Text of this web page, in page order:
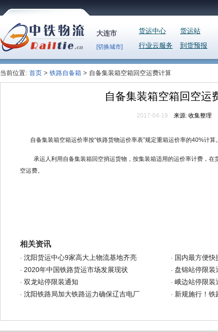
大连市
[切换城市]
货运站
货运中心
到货预报
行业云服务
当前位置: 首页 > 铁路自备箱 > 自备集装箱空箱回空运费计算
自备集装箱空箱回空运
2017-04-19 来源: 收集整理
自备集装箱空箱运价率按“铁路货物运价率表”规定重箱运价率的40%计算
承运人利用自备集装箱回空捎运货物，按集装箱适用的运价率计费，
空运费。
相关资讯
· 沈阳货运中心9家高大上物流基地齐亮 · 国内最方便
· 2020年中国铁路货运市场发展现状 · 盘锦站停限装
· 双龙站停限装通知 · 峨边站停限装
· 沈阳铁路局加大铁路运力确保辽吉电厂 · 新规施行！铁